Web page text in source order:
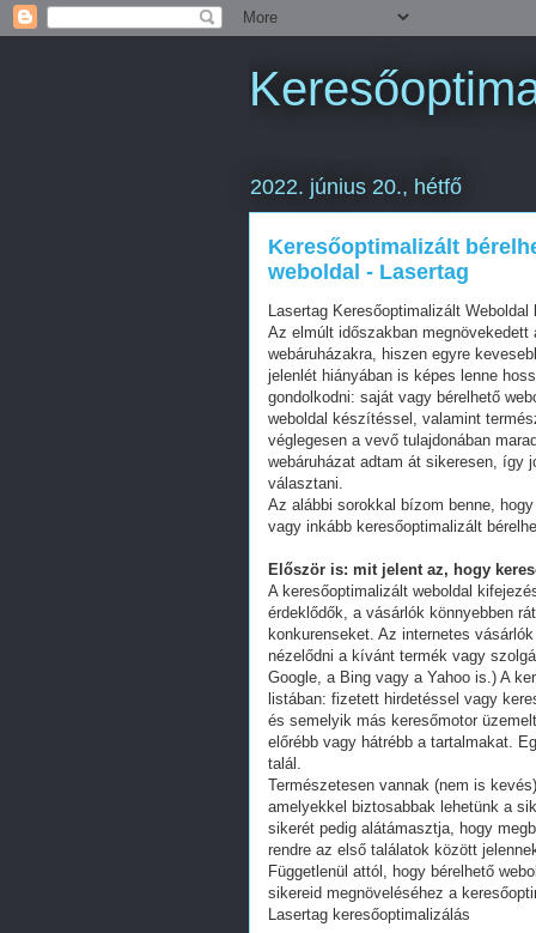
2022. június 20., hétfő
Keresőoptimalizált
weboldal - Lasertag
Lasertag Keresőoptimalizált
Az elmúlt időszakban
webáruházakra, hiszen egyre
jelenlét hiányában is képes lenne
gondolkodni: saját vagy bérelhető
weboldal készítéssel, valamint
véglegesen a vevő tulajdonában
webáruházat adtam át sikeresen, így
választani.
Az alábbi sorokkal bízom benne,
vagy inkább keresőoptimalizált
Először is: mit jelent az, hogy
A keresőoptimalizált weboldal
érdeklődők, a vásárlók könnyebben
konkurenseket. Az internetes
nézelődni a kívánt termék vagy
Google, a Bing vagy a Yahoo is.) A
listában: fizetett hirdetéssel vagy
és semelyik más keresőmotor
előrébb vagy hátrébb a tartalmakat.
talál.
Természetesen vannak (nem is
amelyekkel biztosabbak lehetünk a
sikerét pedig alátámasztja, hogy
rendre az első találatok között
Függetlenül attól, hogy bérelhető
sikereid megnöveléséhez a
Lasertag keresőoptimalizálás